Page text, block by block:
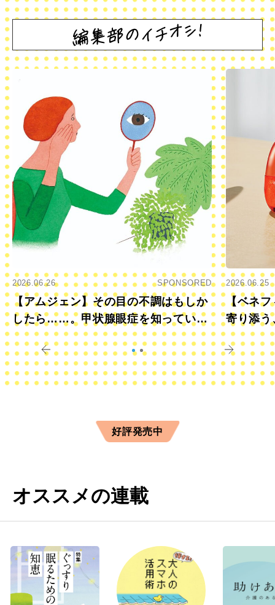
2026.06.26 SPONSORED
【アムジェン】その目の不調はもしか
したら……。甲状腺眼症を知っていま
すか？
2026.06.25
【ベネフ
寄り添う
きに
好評発売中
オススメの連載